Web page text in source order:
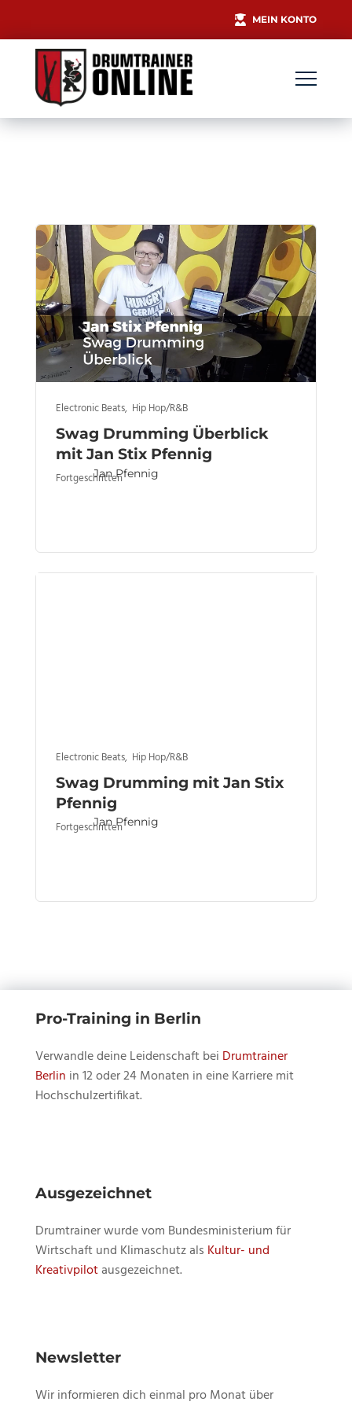
MEIN KONTO
Electronic Beats, Hip Hop/R&B
Swag Drumming Überblick
mit Jan Stix Pfennig
FortgeschrittenJan Pfennig
Electronic Beats, Hip Hop/R&B
Swag Drumming mit Jan Stix
Pfennig
FortgeschrittenJan Pfennig
Pro-Training in Berlin
Verwandle deine Leidenschaft bei Drumtrainer
Berlin in 12 oder 24 Monaten in eine Karriere mit
Hochschulzertifikat.
Ausgezeichnet
Drumtrainer wurde vom Bundesministerium für
Wirtschaft und Klimaschutz als Kultur- und
Kreativpilotausgezeichnet.
Newsletter
Wir informieren dich einmal pro Monat über